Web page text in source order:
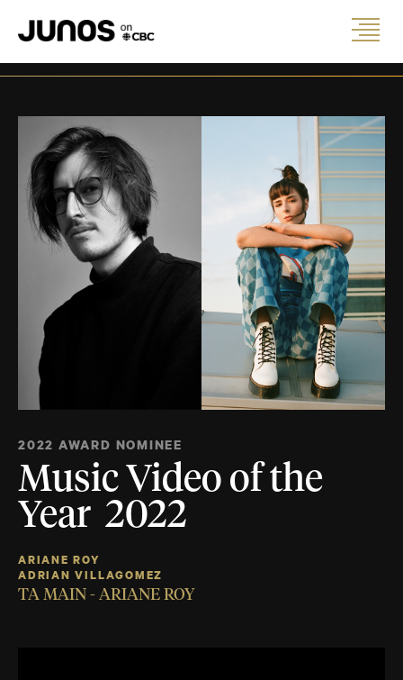
2022 AWARD NOMINEE
Music Video of the
Year 2022
ARIANE ROY
ADRIAN VILLAGOMEZ
TA MAIN - ARIANE ROY